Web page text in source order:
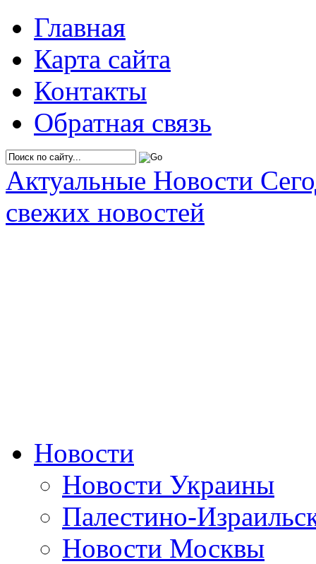
Главная
Карта сайта
Контакты
Обратная связь
Актуальные Новости
свежих новостей
Новости
Новости Украины
Палестино-
Новости Москвы